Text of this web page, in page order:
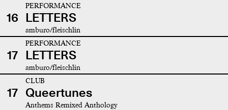
16
PERFORMANCE
LETTERS
amburo/fleischlin
17
PERFORMANCE
LETTERS
amburo/fleischlin
17
CLUB
Queertunes
Anthems Remixed Anthology